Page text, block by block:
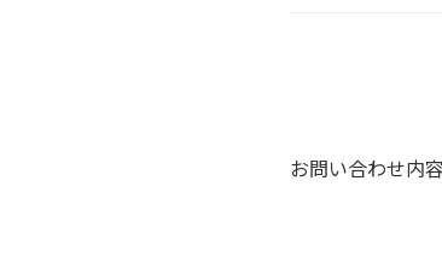
お問い合わせ内容